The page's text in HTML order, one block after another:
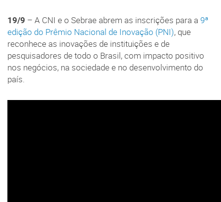
19/9 – A CNI e o Sebrae abrem as inscrições para a 9ª
edição do Prêmio Nacional de Inovação (PNI), que
reconhece as inovações de instituições e de
pesquisadores de todo o Brasil, com impacto positivo
nos negócios, na sociedade e no desenvolvimento do
país.